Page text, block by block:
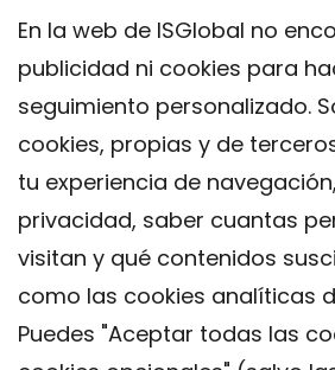
En la web de ISGlobal no
publicidad ni cookies para
seguimiento personalizado.
cookies, propias y de
tu experiencia de
privacidad, saber cuantas
visitan y qué contenidos
como las cookies analíticas
Puedes "Aceptar todas las